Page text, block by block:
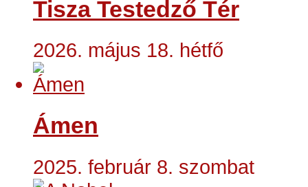
Tisza Testedző Tér
2026. május 18. hétfő
Ámen
2025. február 8. szombat